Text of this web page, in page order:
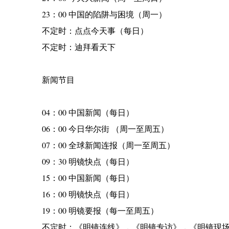
23：00 中国的陷阱与困境（周一）
不定时：点点今天事（每日）
不定时：迪拜看天下
新闻节目
04：00 中国新闻（每日）
06：00 今日华尔街 （周一至周五）
07：00 全球新闻连报（周一至周五）
09：30 明镜快点（每日）
15：00 中国新闻（每日）
16：00 明镜快点（每日）
19：00 明镜要报（每一至周五）
不定时：《明镜连线》，《明镜专访》，《明镜现